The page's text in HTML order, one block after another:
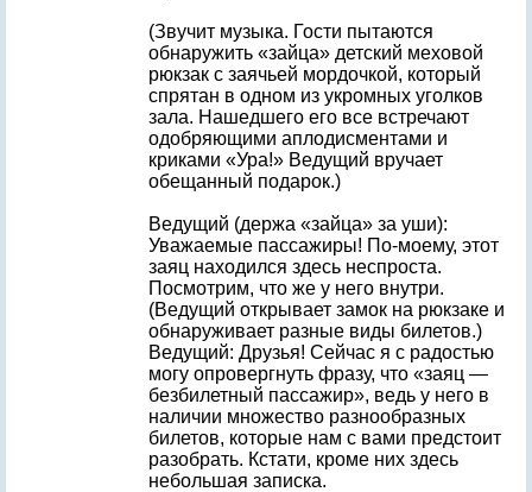
(Звучит музыка. Гости пытаются
обнаружить «зайца» детский меховой
рюкзак с заячьей мордочкой, который
спрятан в одном из укромных уголков
зала. Нашедшего его все встречают
одобряющими аплодисментами и
криками «Ура!» Ведущий вручает
обещанный подарок.)
Ведущий (держа «зайца» за уши):
Уважаемые пассажиры! По-моему, этот
заяц находился здесь неспроста.
Посмотрим, что же у него внутри.
(Ведущий открывает замок на рюкзаке и
обнаруживает разные виды билетов.)
Ведущий: Друзья! Сейчас я с радостью
могу опровергнуть фразу, что «заяц —
безбилетный пассажир», ведь у него в
наличии множество разнообразных
билетов, которые нам с вами предстоит
разобрать. Кстати, кроме них здесь
небольшая записка.